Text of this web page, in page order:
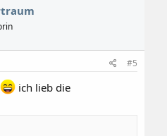
#5
ich lieb die